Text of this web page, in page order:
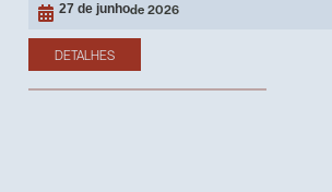
27 de junhode 2026
DETALHES